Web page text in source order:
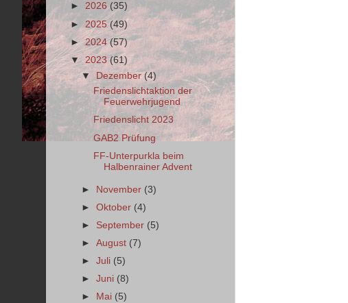
► 2026 (35)
► 2025(49)
►2024(57)
▼ 2023 (61)
▼ Dezember(4)
Friedenslichtaktion der
Feuerwehrjugend
Friedenslicht 2023
GAB2 Prüfung
FF-Unterpurkla beim
Halbenrainer Advent
► November (3)
►Oktober (4)
► September (5)
►August (7)
►Juli (5)
►Juni (8)
►
Mai (5)